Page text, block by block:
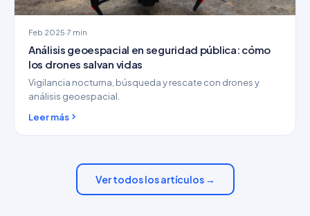
Feb 2025·7 min
Análisis geoespacial en seguridad pública: cómo
los drones salvan vidas
Vigilancia nocturna, búsqueda y rescate con drones y
análisis geoespacial.
Leer más
Ver todos los artículos →